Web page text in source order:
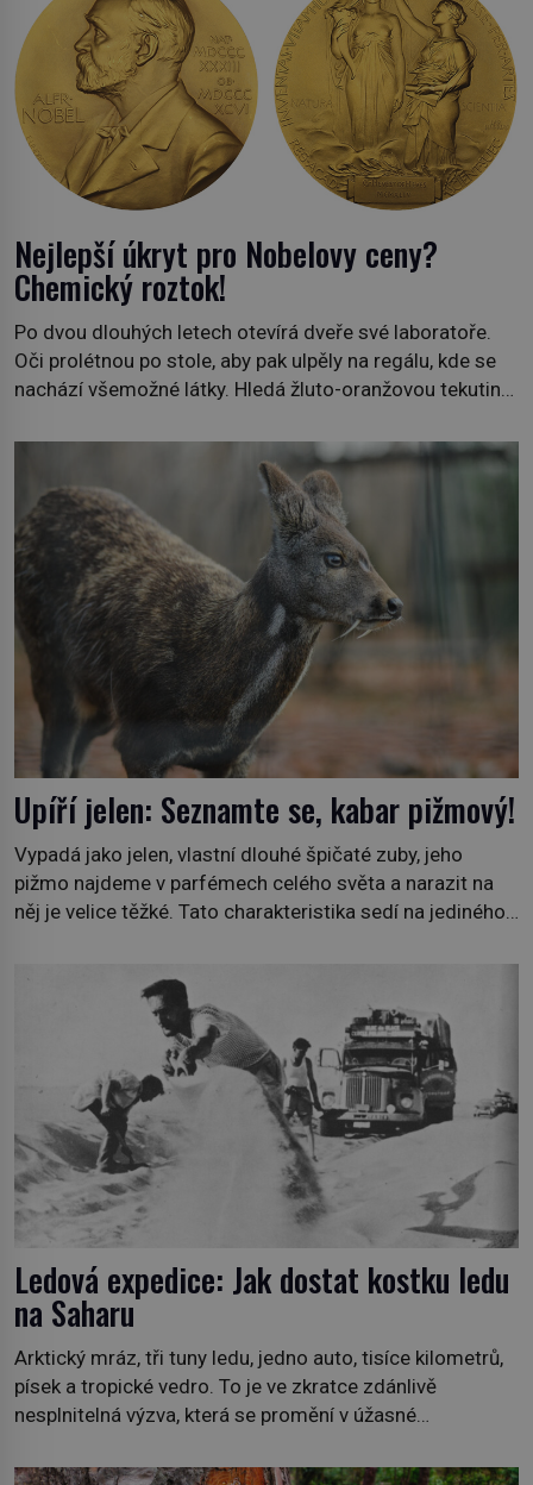
Nejlepší úkryt pro Nobelovy ceny?
Chemický roztok!
Po dvou dlouhých letech otevírá dveře své laboratoře.
Oči prolétnou po stole, aby pak ulpěly na regálu, kde se
nachází všemožné látky. Hledá žluto-oranžovou tekutinu,
plán dokončit. Pod termínem aqua regia se skrývá
směs s názvem lučavka královská. Svůj přídomek nemá
pro nic za nic, […]
Upíří jelen: Seznamte se, kabar pižmový!
Vypadá jako jelen, vlastní dlouhé špičaté zuby, jeho
pižmo najdeme v parfémech celého světa a narazit na
něj je velice těžké. Tato charakteristika sedí na jediného
1778), jenže v Asii o něm ví už celá staletí. Zvíře
připomíná jelena, v kohoutku dosahuje […]
Ledová expedice: Jak dostat kostku ledu
na Saharu
Arktický mráz, tři tuny ledu, jedno auto, tisíce kilometrů,
písek a tropické vedro. To je ve zkratce zdánlivě
nesplnitelná výzva, která se promění v úžasné
na podzim 1958 jako hec. Rádio Luxembourg přichází s